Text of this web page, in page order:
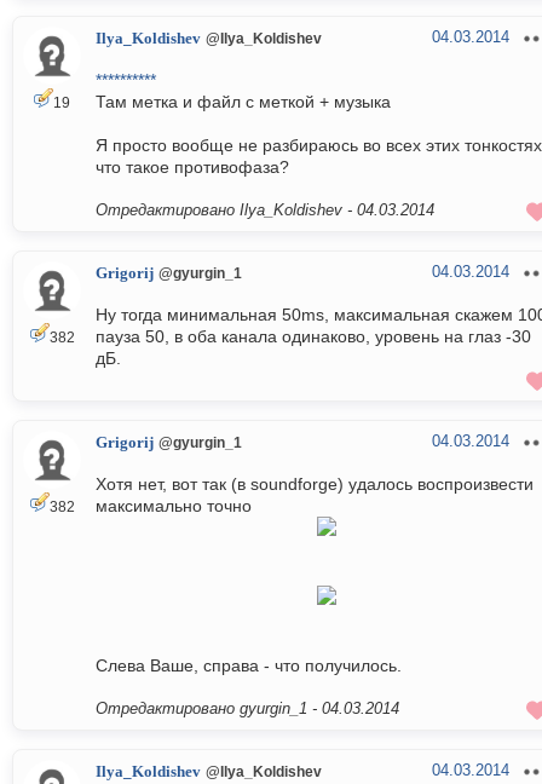
19
Ilya_Koldishev @Ilya_Koldishev 04.03.2014
**********
Там метка и файл с меткой + музыка
Я просто вообще не разбираюсь во всех этих
что такое противофаза?
Отредактировано Ilya_Koldishev - 04.03.2014
382
Grigorij @gyurgin_1 04.03.2014
Ну тогда минимальная 50ms, максимальная скажем
пауза 50, в оба канала одинаково, уровень на глаз -30
дБ.
382
Grigorij @gyurgin_1 04.03.2014
Хотя нет, вот так (в soundforge) удалось воспроизвести
максимально точно
Слева Ваше, справа - что получилось.
Отредактировано gyurgin_1 - 04.03.2014
Ilya_Koldishev @Ilya_Koldishev 04.03.2014